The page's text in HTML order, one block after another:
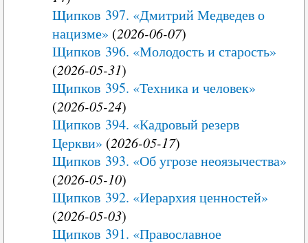
Щипков 397. «Дмитрий Медведев о
нацизме» (2026-06-07)
Щипков 396. «Молодость и старость»
(2026-05-31)
Щипков 395. «Техника и человек»
(2026-05-24)
Щипков 394. «Кадровый резерв
Церкви» (2026-05-17)
Щипков 393. «Об угрозе неоязычества»
(2026-05-10)
Щипков 392. «Иерархия ценностей»
(2026-05-03)
Щипков 391. «Православное